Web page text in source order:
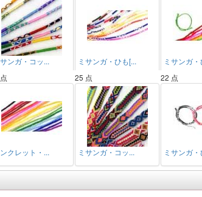
ンガ・コッ... ミサンガ・ひも[... ミサンガ・
クレット・...
25 点
ミサンガ・コッ...
22 点
ミサンガ・